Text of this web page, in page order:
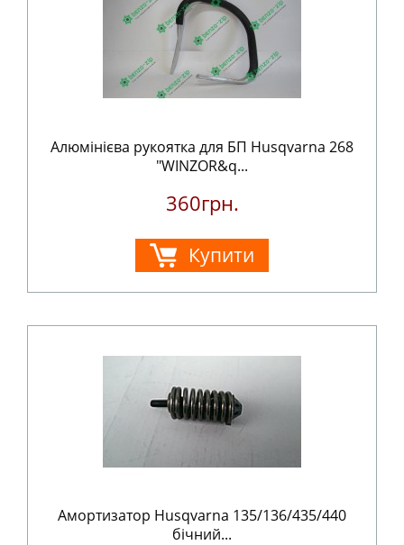
Алюмінієва рукоятка для БП Husqvarna 268
"WINZOR&q...
360грн.
Купити
Амортизатор Husqvarna 135/136/435/440
бічний...